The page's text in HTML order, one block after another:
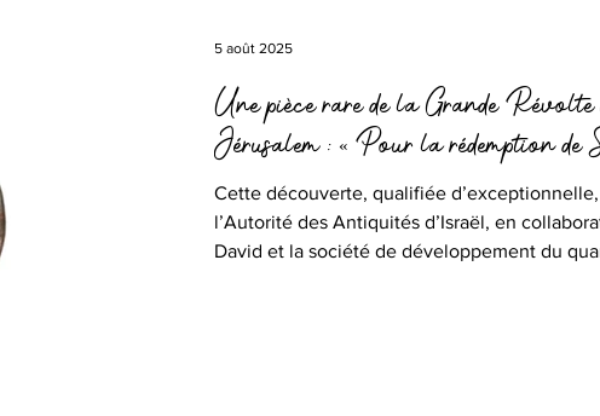
Une pièce rare de la Grande Révolte
Jérusalem : « Pour la rédemption de
Cette découverte, qualifiée
l’Autorité des Antiquités d’Israël, en
David et la société de développement du
5 août 2025